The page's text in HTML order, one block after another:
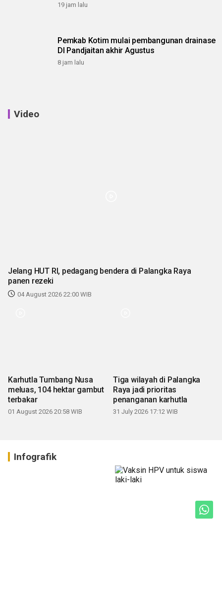
19 jam lalu
Pemkab Kotim mulai pembangunan drainase
DI Pandjaitan akhir Agustus
8 jam lalu
Video
Jelang HUT RI, pedagang bendera di Palangka Raya
panen rezeki
04 August 2026 22:00 WIB
Karhutla Tumbang Nusa
meluas, 104 hektar gambut
terbakar
01 August 2026 20:58 WIB
Tiga wilayah di Palangka
Raya jadi prioritas
penanganan karhutla
31 July 2026 17:12 WIB
Infografik